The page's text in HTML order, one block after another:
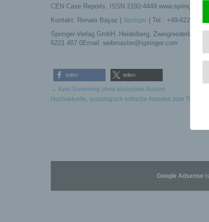
CEN Case Reports, ISSN 2192-4449
Kontakt: Renate Bayaz |
Springer | Tel.: +49-6221-
Springer-Verlag GmbH, Heidelberg,
6221 487 0Email: webmaster@springer.com
teilen teilen
← Kein Screening ohne klinischen Nutzen
Hochaktuelle, soziologisch kritische Arbeiten zum Thema
Google Adsense